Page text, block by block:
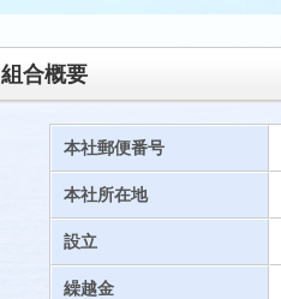
組合概要
本社郵便番号
本社所在地
設立
繰越金